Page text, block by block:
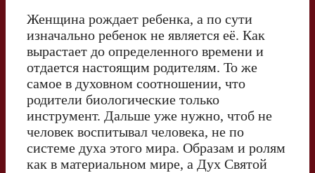
Женщина рождает ребенка, а по сути
изначально ребенок не является её. Как
вырастает до определенного времени и
отдается настоящим родителям. То же
самое в духовном соотношении, что
родители биологические только
инструмент. Дальше уже нужно, чтоб не
человек воспитывал человека, не по
системе духа этого мира. Образам и ролям
как в материальном мире, а Дух Святой